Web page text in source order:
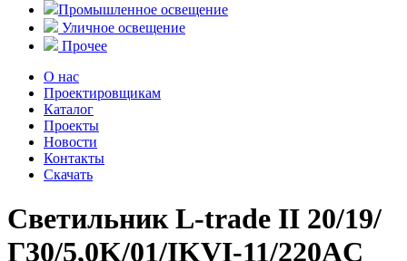
Промышленное освещение
Уличное освещение
Прочее
О нас
Проектировщикам
Каталог
Проекты
Новости
Контакты
Скачать
Светильник L-trade II 20/19/
Г30/5,0K/01/IKVI-11/220AC